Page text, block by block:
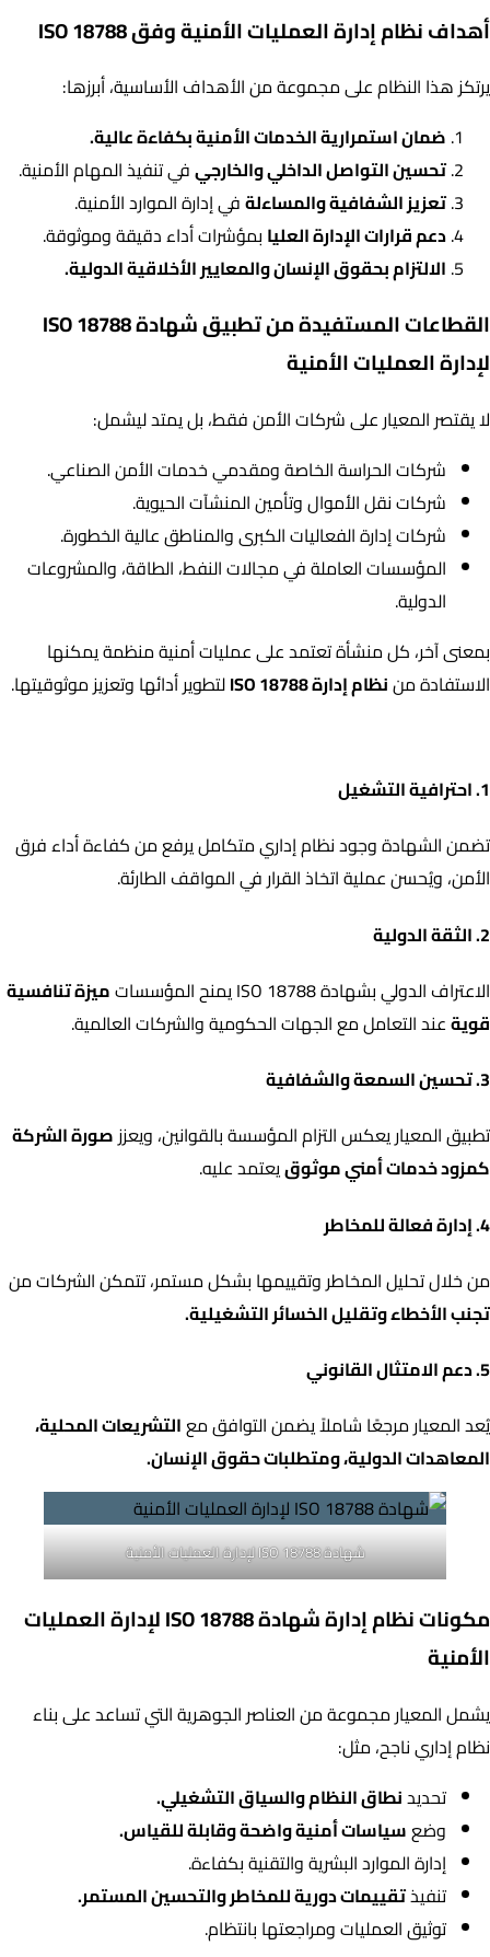
أهداف نظام إدارة العمليات الأمنية وفق ISO 18788
يرتكز هذا النظام على مجموعة من الأهداف الأساسية، أبرزها:
ضمان استمرارية الخدمات الأمنية بكفاءة عالية.
تحسين التواصل الداخلي والخارجيفي تنفيذ المهام الأمنية.
تعزيز الشفافية والمساءلةفي إدارة الموارد الأمنية.
دعم قرارات الإدارة العليا بمؤشرات أداء دقيقة وموثوقة.
الالتزام بحقوق الإنسان والمعايير الأخلاقية الدولية.
القطاعات المستفيدة من تطبيق شهادة ISO 18788
لإدارة العمليات الأمنية
لا يقتصر المعيار على شركات الأمن فقط، بل يمتد ليشمل:
شركات الحراسة الخاصة ومقدمي خدمات الأمن الصناعي.
شركات نقل الأموال وتأمين المنشآت الحيوية.
شركات إدارة الفعاليات الكبرى والمناطق عالية الخطورة.
المؤسسات العاملة في مجالات النفط، الطاقة، والمشروعات
الدولية.
بمعنى آخر، كل منشأة تعتمد على عمليات أمنية منظمة يمكنها
الاستفادة مننظام إدارة ISO 18788 لتطوير أدائها وتعزيز موثوقيتها.
1. احترافية التشغيل
تضمن الشهادة وجود نظام إداري متكامل يرفع من كفاءة أداء فرق
الأمن، ويُحسن عملية اتخاذ القرار في المواقف الطارئة.
2. الثقة الدولية
الاعتراف الدولي بشهادة ISO 18788 يمنح المؤسسات
ميزة تنافسية
قويةعند التعامل مع الجهات الحكومية والشركات العالمية.
3. تحسين السمعة والشفافية
تطبيق المعيار يعكس التزام المؤسسة بالقوانين، ويعززصورة الشركة
كمزود خدمات أمني موثوقيعتمد عليه.
4. إدارة فعالة للمخاطر
من خلال تحليل المخاطر وتقييمها بشكل مستمر، تتمكن الشركات من
تجنب الأخطاء وتقليل الخسائر التشغيلية.
5. دعم الامتثال القانوني
يُعد المعيار مرجعًا شاملاً يضمن التوافق معالتشريعات المحلية،
المعاهدات الدولية، ومتطلبات حقوق الإنسان.
شهادة ISO 18788 لإدارة العمليات الأمنية
مكونات نظام إدارة شهادة ISO 18788
لإدارة العمليات
الأمنية
يشمل المعيار مجموعة من العناصر الجوهرية التي تساعد على بناء
نظام إداري ناجح، مثل:
تحديدنطاق النظام والسياق التشغيلي.
وضعسياسات أمنية واضحة وقابلة للقياس.
إدارة الموارد البشرية والتقنية بكفاءة.
تنفيذتقييمات دورية للمخاطر والتحسين المستمر.
توثيق العمليات ومراجعتها بانتظام.